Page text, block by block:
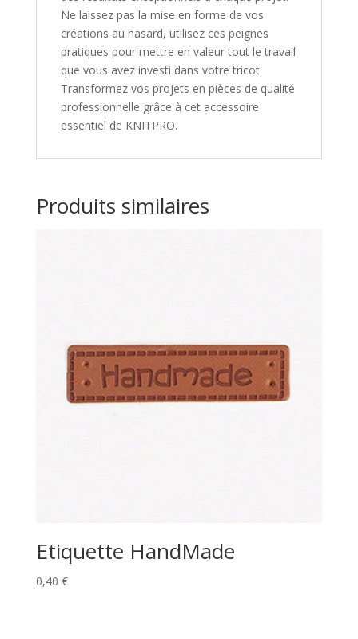
Ne laissez pas la mise en forme de vos
créations au hasard, utilisez ces peignes
pratiques pour mettre en valeur tout le travail
que vous avez investi dans votre tricot.
Transformez vos projets en pièces de qualité
professionnelle grâce à cet accessoire
essentiel de KNITPRO.
Produits similaires
Etiquette HandMade
0,40 €